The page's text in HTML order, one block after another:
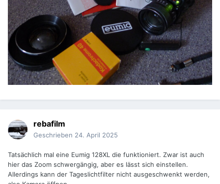
rebafilm
Geschrieben 24. April 2025
Tatsächlich mal eine Eumig 128XL die funktioniert. Zwar ist auch
hier das Zoom schwergängig, aber es lässt sich einstellen.
Allerdings kann der Tageslichtfilter nicht ausgeschwenkt werden,